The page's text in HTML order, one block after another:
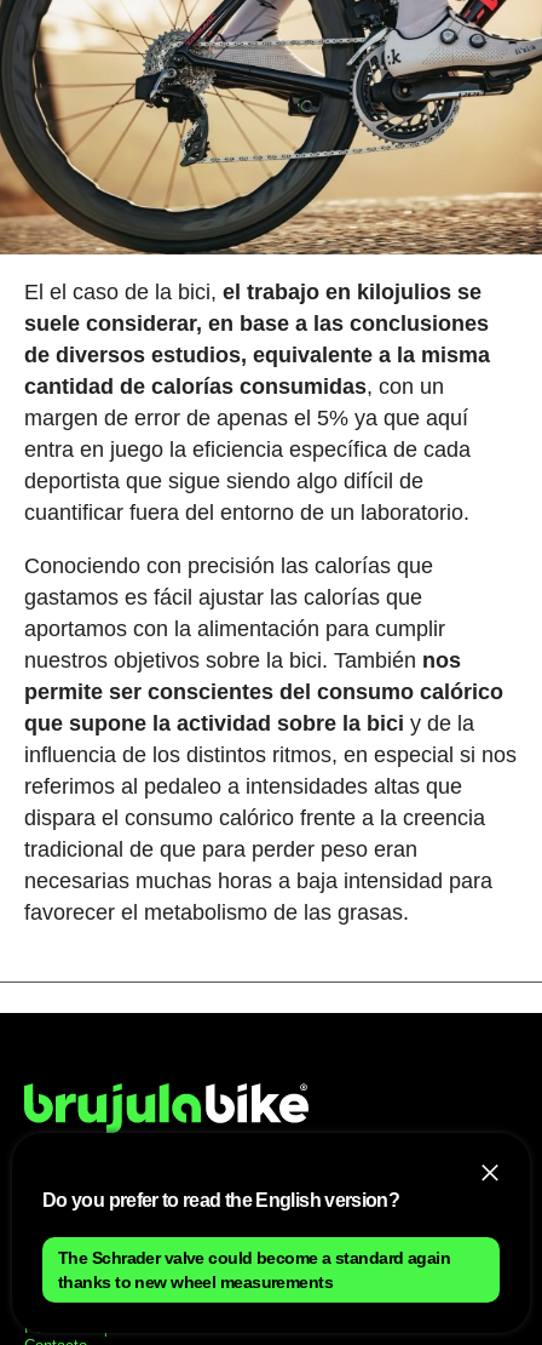
El el caso de la bici, el trabajo en kilojulios se
suele considerar, en base a las conclusiones
de diversos estudios, equivalente a la misma
cantidad de calorías consumidas, con un
margen de error de apenas el 5% ya que aquí
entra en juego la eficiencia específica de cada
deportista que sigue siendo algo difícil de
cuantificar fuera del entorno de un laboratorio.
Conociendo con precisión las calorías que
gastamos es fácil ajustar las calorías que
aportamos con la alimentación para cumplir
nuestros objetivos sobre la bici. También nos
permite ser conscientes del consumo calórico
que supone la actividad sobre la bici y de la
influencia de los distintos ritmos, en especial si nos
referimos al pedaleo a intensidades altas que
dispara el consumo calórico frente a la creencia
tradicional de que para perder peso eran
necesarias muchas horas a baja intensidad para
favorecer el metabolismo de las grasas.
NOSOTROS
Mapa del sitio
Aviso Legal
Anúnciate con nosotros
Política de privacidad
Do you prefer to read the English version?
The Schrader valve could become a standard again
thanks to new wheel measurements